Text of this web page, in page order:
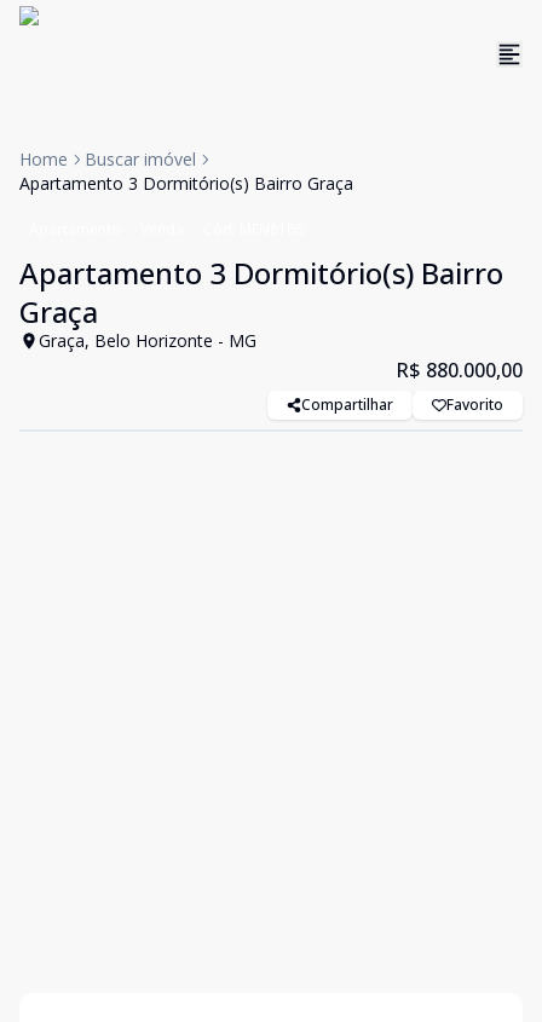
Home
Buscar imóvel
Apartamento 3 Dormitório(s) Bairro Graça
Apartamento 3 Dormitório(s) Bairro
Graça
Graça, Belo Horizonte - MG
R$ 880.000,00
Compartilhar Favorito